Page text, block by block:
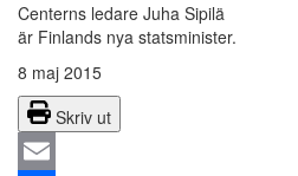
Centerns ledare Juha Sipilä
är Finlands nya statsminister.
8 maj 2015
Skriv ut